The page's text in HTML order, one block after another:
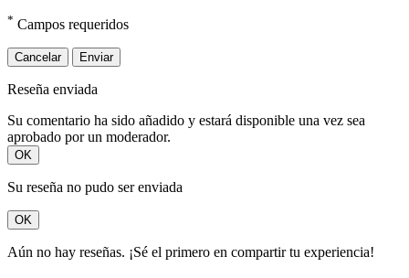
* Campos requeridos
Cancelar Enviar
Reseña enviada
Su comentario ha sido añadido y estará disponible una vez sea
aprobado por un moderador.
OK
Su reseña no pudo ser enviada
OK
Aún no hay reseñas. ¡Sé el primero en compartir tu experiencia!